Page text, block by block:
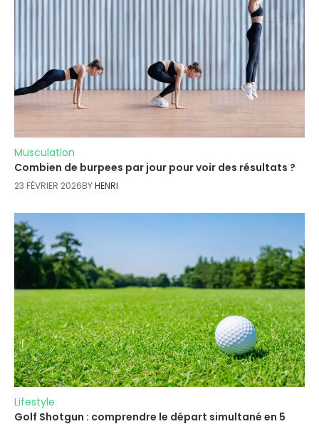
Musculation
Combien de burpees par jour pour voir des résultats ?
23 FÉVRIER 2026BYHENRI
Lifestyle
Golf Shotgun : comprendre le départ simultané en 5